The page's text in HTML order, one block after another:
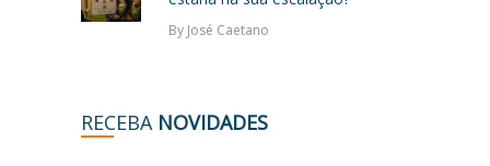
By José Caetano
RECEBA NOVIDADES